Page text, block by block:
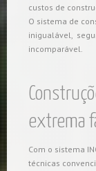
custos de
O sistema de
inigualável,
incomparável.
extrema
Com o sistema
técnicas